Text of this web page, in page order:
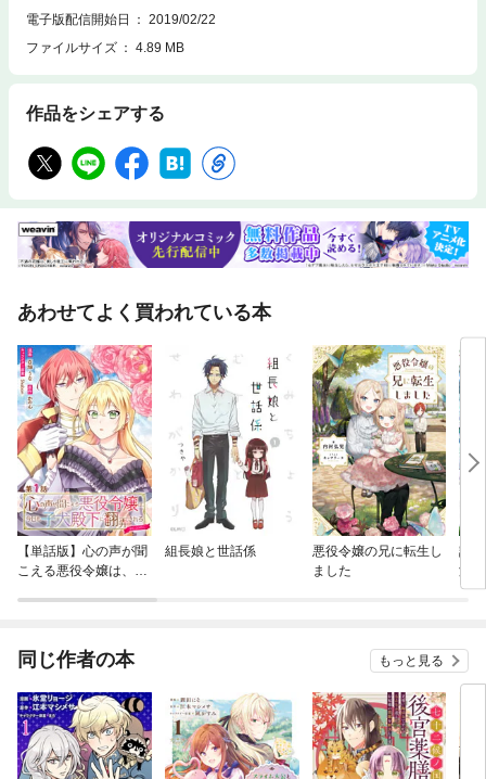
電子版配信開始日
2019/02/22
ファイルサイズ
4.89 MB
作品をシェアする
あわせてよく買われている本
【単話版】心の声が聞
こえる悪役令嬢は、今
組長娘と世話係
悪役令嬢の兄に転生し
ました
訳
溺
で
同じ作者の本 もっと見る